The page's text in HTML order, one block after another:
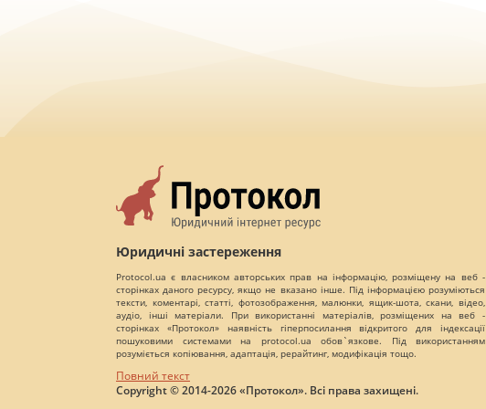
Юридичні застереження
Protocol.ua є власником авторських прав на інформацію, розміщену на веб -
сторінках даного ресурсу, якщо не вказано інше. Під інформацією розуміються
тексти, коментарі, статті, фотозображення, малюнки, ящик-шота, скани, відео,
аудіо, інші матеріали. При використанні матеріалів, розміщених на веб -
сторінках «Протокол» наявність гіперпосилання відкритого для індексації
пошуковими системами на protocol.ua обов`язкове. Під використанням
розуміється копіювання, адаптація, рерайтинг, модифікація тощо.
Повний текст
Copyright © 2014-2026 «Протокол». Всі права захищені.